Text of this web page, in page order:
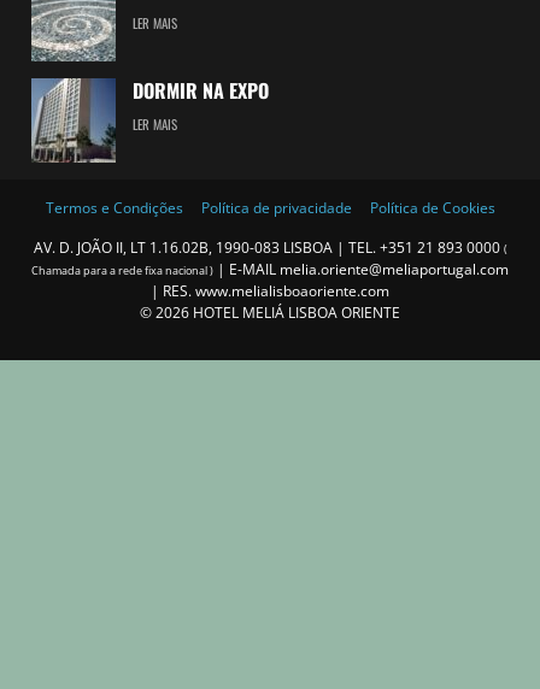
LER MAIS
DORMIR NA EXPO
LER MAIS
Termos e Condições Política de privacidade
Política de Cookies
AV. D. JOÃO II, LT 1.16.02B, 1990-083 LISBOA | TEL.+351 21 893 0000 (
Chamada para a rede fixa nacional ) | E-MAIL melia.oriente@meliaportugal.com
| RES.www.melialisboaoriente.com
©2026 HOTEL MELIÁ LISBOA ORIENTE